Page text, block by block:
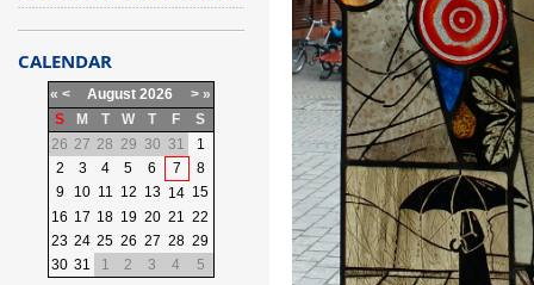
CALENDAR
« < August 2026 > »
S
M T W T F
S
26 27 28 29 30 31
1
2
3 4 5 6 7
8
9
10 11 12 13 14 15
16 17 18 19 20 21 22
23 24 25 26 27 28 29
30 31 1 2 3 4 5